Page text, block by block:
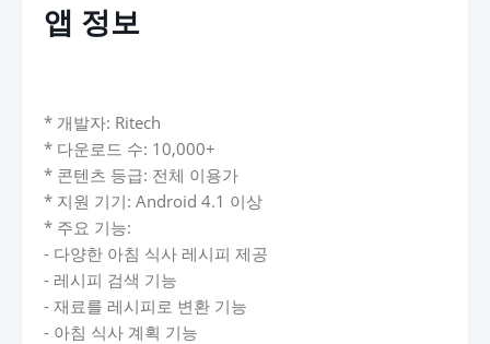
앱 정보
* 개발자: Ritech
* 다운로드 수: 10,000+
* 콘텐츠 등급: 전체 이용가
* 지원 기기: Android 4.1 이상
* 주요 기능:
- 다양한 아침 식사 레시피 제공
- 레시피 검색 기능
- 재료를 레시피로 변환 기능
- 아침 식사 계획 기능